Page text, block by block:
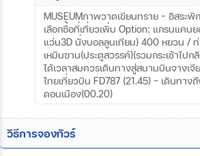
MUSEUMภาพวาดเขียนทราย – อิสระ
เลือกซื้อที่เที่ยวเพิ่ม Option: แกรนแคน
แว่น3D นั่งบอลลูนเทียม) 400 หยวน / ท่
เหมินซาน(ประตูสวรรค์)(รวมกระเช้าไป
ได้เวลาสมควรเดินทางสู่สนามบินจางเจี
ไทยเที่ยวบิน FD787 (21.45) – เดินทาง
ดอนเมือง(00.20)
วิธีการจองทัวร์